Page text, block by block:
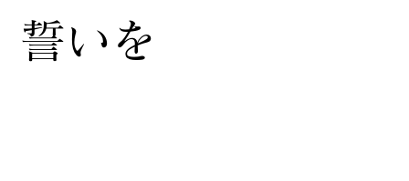
誓いを